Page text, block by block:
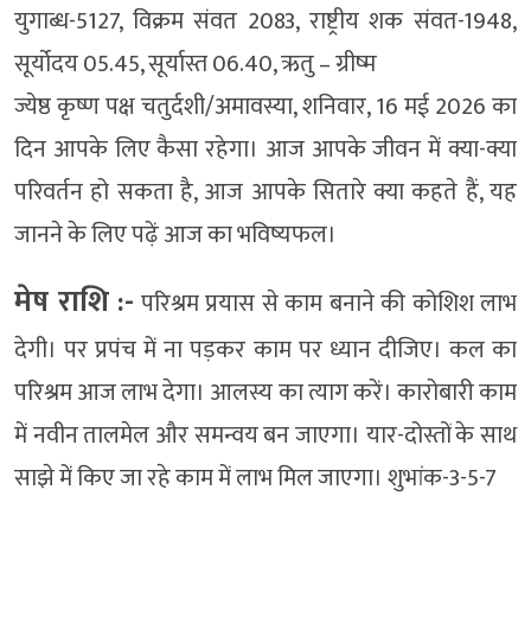
युगाब्ध-5127, विक्रम संवत 2083, राष्ट्रीय शक संवत-1948,
सूर्योदय 05.45, सूर्यास्त 06.40, ऋतु – ग्रीष्म
ज्येष्ठ कृष्ण पक्ष चतुर्दशी/अमावस्या, शनिवार, 16 मई 2026 का
दिन आपके लिए कैसा रहेगा। आज आपके जीवन में क्या-क्या
परिवर्तन हो सकता है, आज आपके सितारे क्या कहते हैं, यह
जानने के लिए पढ़ें आज का भविष्यफल।
मेष राशि :- परिश्रम प्रयास से काम बनाने की कोशिश लाभ
देगी। पर प्रपंच में ना पड़कर काम पर ध्यान दीजिए। कल का
परिश्रम आज लाभ देगा। आलस्य का त्याग करें। कारोबारी काम
में नवीन तालमेल और समन्वय बन जाएगा। यार-दोस्तों के साथ
साझे में किए जा रहे काम में लाभ मिल जाएगा। शुभांक-3-5-7